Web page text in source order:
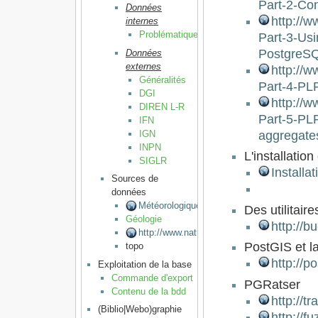
Données
internes
Problématique
Données
externes
Généralités
DGI
DIREN L-R
IFN
IGN
INPN
SIGLR
Sources de
données
Météorologiques
Géologie
http://www.naturalearthdata.com
topo
Exploitation de la base
Commande d'export
Contenu de la bdd
(Biblio|Webo)graphie
Part-2-
http://
Part-3-
http://
Part-4-
http://
Part-5-
Des
http://
PostGIS et
http://
PGRatser
http://